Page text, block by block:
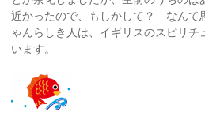
近かったので、もしかして？ なんて
ゃんらしき人は、イギリスのスピリチ
います。